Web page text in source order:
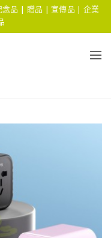
品 | 贈品 | 宣傳品 | 企業